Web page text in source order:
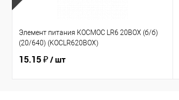
Элемент питания КОСМОС LR6 20BOX (б/б)
(20/640) (KOCLR620BOX)
15.15 ₽/ шт